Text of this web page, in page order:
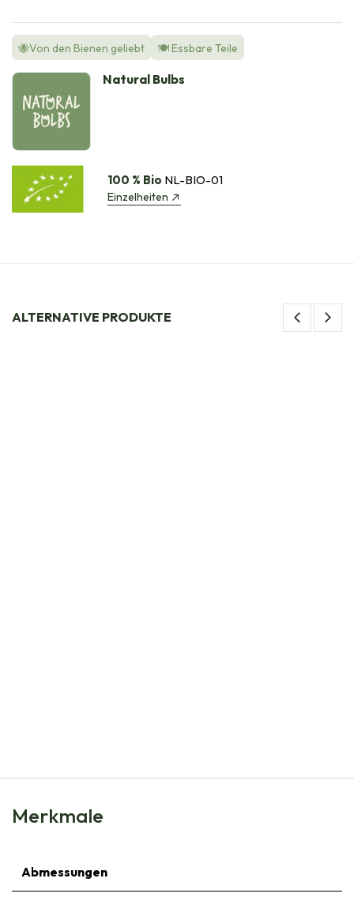
🐝Von den Bienen geliebt 🍽️ Essbare Teile
Natural Bulbs
100 % Bio NL-BIO-01
Einzelheiten
ALTERNATIVE PRODUKTE
Merkmale
Abmessungen